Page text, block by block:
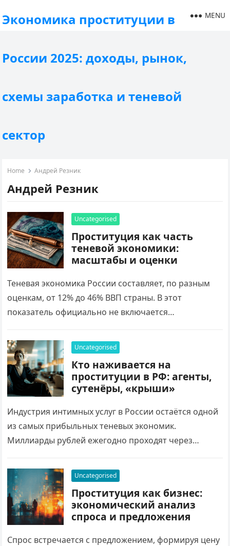
Экономика проституции в
России 2025: доходы, рынок,
схемы заработка и теневой
сектор
MENU
Home Андрей Резник
Андрей Резник
Uncategorised
Проституция как часть
теневой экономики:
масштабы и оценки
Теневая экономика России составляет, по разным
оценкам, от 12% до 46% ВВП страны. В этот
показатель официально не включается
наркотиков, торговля оружием и…
Uncategorised
Кто наживается на
проституции в РФ: агенты,
сутенёры, «крыши»
Индустрия интимных услуг в России остаётся одной
из самых прибыльных теневых экономик.
Миллиарды рублей ежегодно проходят через
Поисковые запросы вроде проститутка адрес…
Uncategorised
Проституция как бизнес:
экономический анализ
спроса и предложения
Спрос встречается с предложением, формируя цену